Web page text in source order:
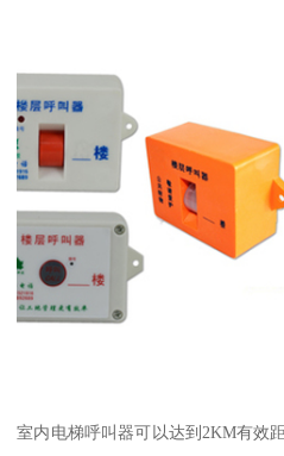
室内电梯呼叫器可以达到2KM有效